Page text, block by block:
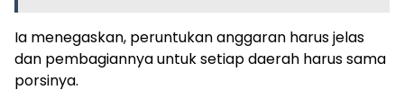
Ia menegaskan, peruntukan anggaran harus jelas
dan pembagiannya untuk setiap daerah harus sama
porsinya.